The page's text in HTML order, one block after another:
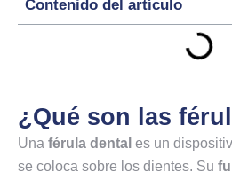
Contenido del artículo
¿Qué son las
Una férula dental es un
se coloca sobre los dientes. Su